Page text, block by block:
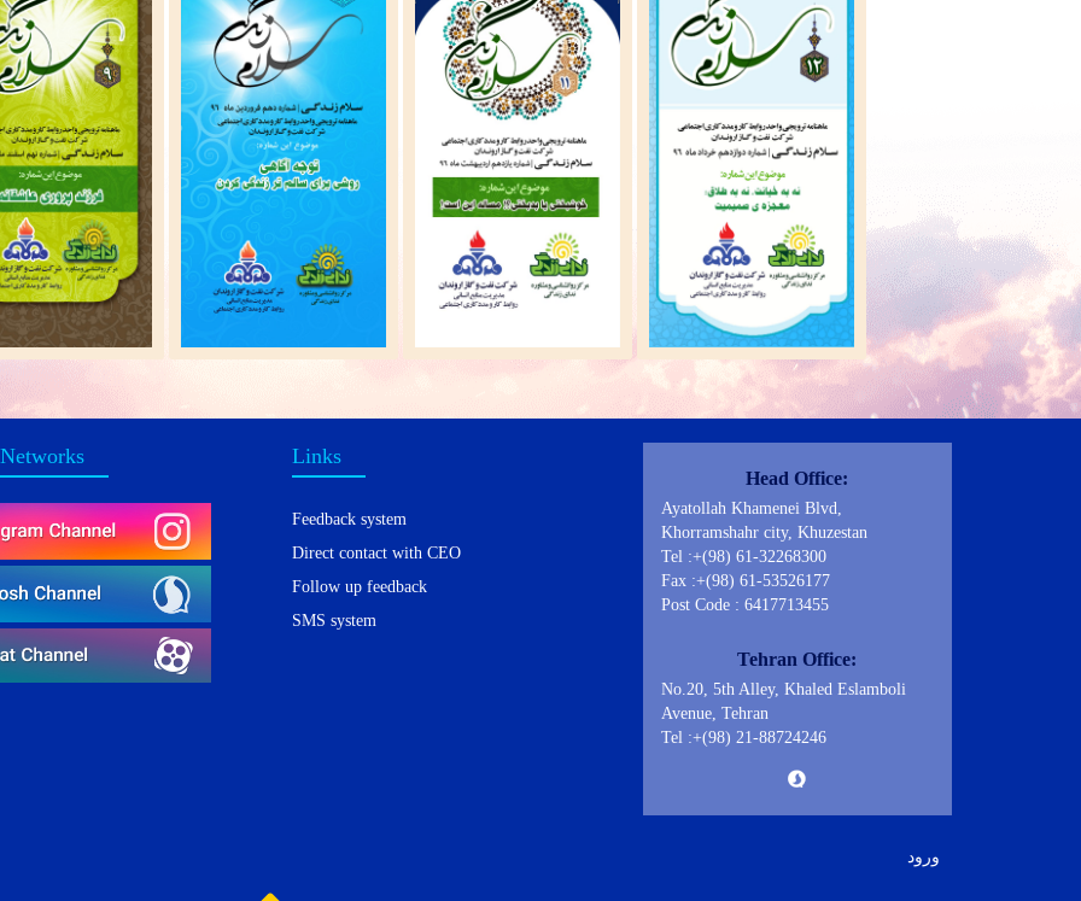
Links
Feedback system
Direct contact with CEO
Follow up feedback
SMS system
Head Office:
Ayatollah Khamenei Blvd,
Khorramshahr city, Khuzestan
Tel :+(98) 61-32268300
Fax :+(98) 61-53526177
Post Code : 6417713455
Tehran Office:
No.20, 5th Alley, Khaled Eslamboli
Avenue, Tehran
Tel :+(98) 21-88724246
ورود